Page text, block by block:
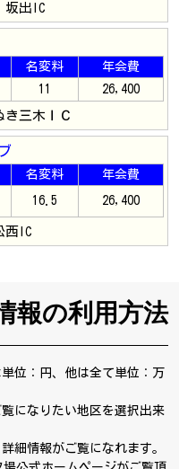
出IC
名変料
年会費
11 26,400
三木ＩＣ
名変料 年会費
16.5 26,400
西IC
報の利用方法
位：円、他は全て単位：万
になりたい地区を選択出来
細情報がご覧になれます。